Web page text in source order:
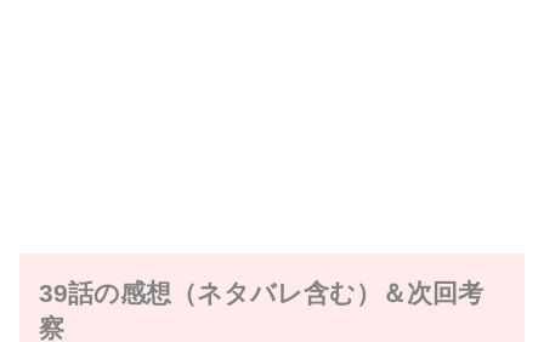
39話の感想（ネタバレ含む）＆次回考
察